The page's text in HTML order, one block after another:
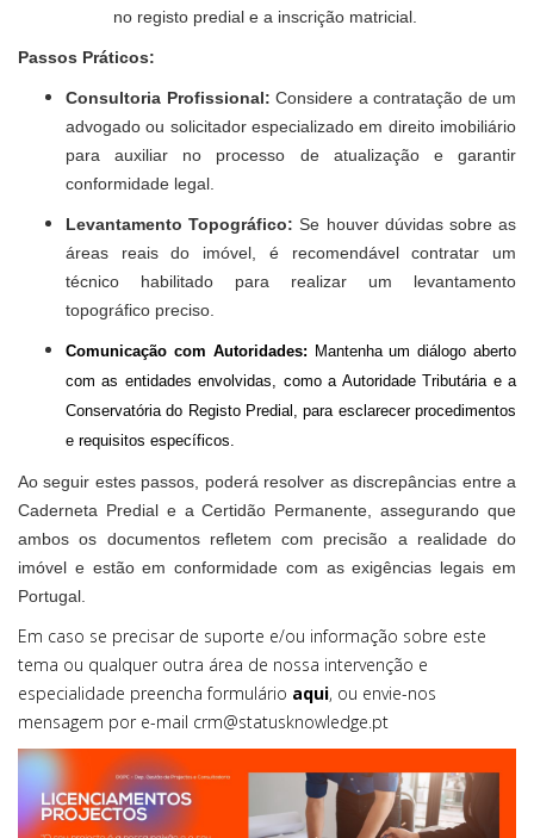
no registo predial e a inscrição matricial.
Passos Práticos:
Consultoria Profissional: Considere a contratação de um
advogado ou solicitador especializado em direito imobiliário
para auxiliar no processo de atualização e garantir
conformidade legal.
Levantamento Topográfico: Se houver dúvidas sobre as
áreas reais do imóvel, é recomendável contratar um
técnico habilitado para realizar um levantamento
topográfico preciso.
Comunicação com Autoridades: Mantenha um diálogo aberto
com as entidades envolvidas, como a Autoridade Tributária e a
Conservatória do Registo Predial, para esclarecer procedimentos
e requisitos específicos.
Ao seguir estes passos, poderá resolver as discrepâncias entre a
Caderneta Predial e a Certidão Permanente, assegurando que
ambos os documentos refletem com precisão a realidade do
imóvel e estão em conformidade com as exigências legais em
Portugal.
Em caso se precisar de suporte e/ou informação sobre este
tema ou qualquer outra área de nossa intervenção e
especialidade preencha formulário aqui, ou envie-nos
mensagem por e-mail crm@statusknowledge.pt